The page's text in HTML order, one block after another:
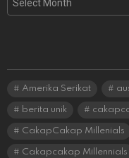
Amerika Serikat
berita unik
CakapCakap Millenials
Cakapcakap Millennials